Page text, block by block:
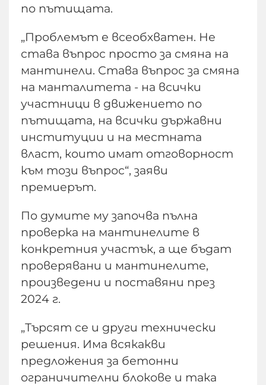
по пътищата.
„Проблемът е всеобхватен. Не
става въпрос просто за смяна на
мантинели. Става въпрос за смяна
на манталитета - на всички
участници в движението по
пътищата, на всички държавни
институции и на местната
власт, които имат отговорност
към този въпрос“, заяви
премиерът.
По думите му започва пълна
проверка на мантинелите в
конкретния участък, а ще бъдат
проверявани и мантинелите,
произведени и поставяни през
2024 г.
„Търсят се и други технически
решения. Има всякакви
предложения за бетонни
ограничителни блокове и така